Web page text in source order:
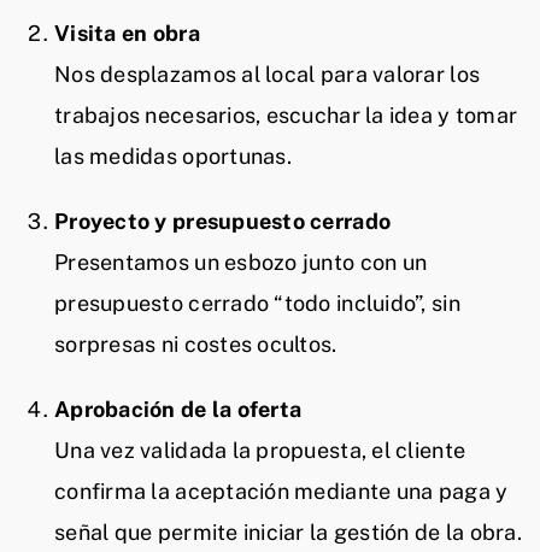
Visita en obra
Nos desplazamos al local para valorar los
trabajos necesarios, escuchar la idea y tomar
las medidas oportunas.
Proyecto y presupuesto cerrado
Presentamos un esbozo junto con un
presupuesto cerrado “todo incluido”, sin
sorpresas ni costes ocultos.
Aprobación de la oferta
Una vez validada la propuesta, el cliente
confirma la aceptación mediante una paga y
señal que permite iniciar la gestión de la obra.